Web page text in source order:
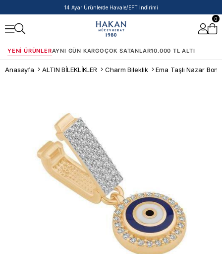
14 Ayar Ürünlerde Havale/EFT İndirimi
0
YENI ÜRÜNLERAYNI GÜN KARGOÇOK SATANLAR10.000 TL ALTI
Anasayfa ALTIN BİLEKLİKLER Charm Bileklik Ema Taşlı Nazar